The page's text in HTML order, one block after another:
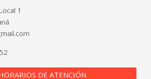
1
DE ATENCIÓN